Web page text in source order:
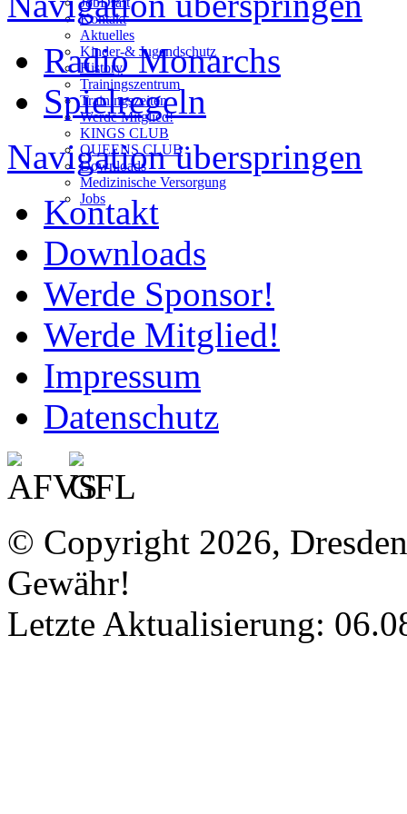
Kontakt
Aktuelles
Kinder-& Jugendschutz
History
Trainingszentrum
Trainingszeiten
Werde Mitglied!
KINGS CLUB
QUEENS CLUB
Downloads
Medizinische Versorgung
Jobs
Radio Monarchs
Spielregeln
Navigation überspringen
Kontakt
Downloads
Werde Sponsor!
Werde Mitglied!
Impressum
Datenschutz
© Copyright 2026,
Gewähr!
Letzte Aktualisierung: